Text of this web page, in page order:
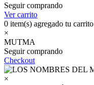
Seguir comprando
Ver carrito
0 item(s) agregado tu carrito
×
MUTMA
Seguir comprando
Checkout
×